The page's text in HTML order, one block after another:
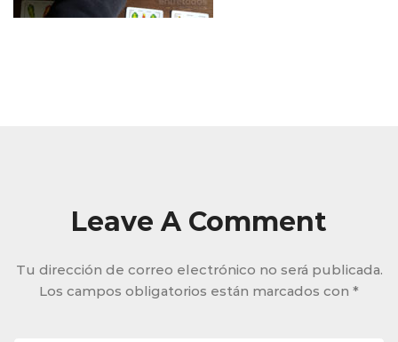
Leave A Comment
Tu dirección de correo electrónico no será publicada.
Los campos obligatorios están marcados con *